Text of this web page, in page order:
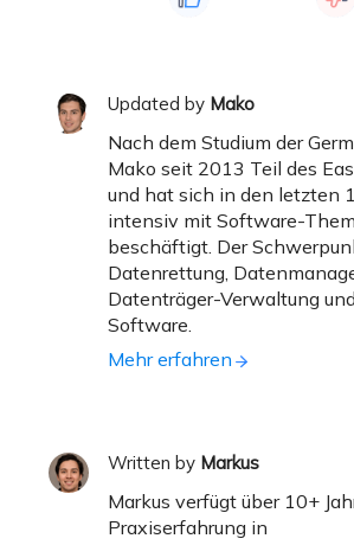
Updated by Mako
Nach dem Studium der
Mako seit 2013 Teil des
und hat sich in den letzten
intensiv mit Software-
beschäftigt. Der
Datenrettung,
Datenträger-Verwaltung
Software.
Mehr erfahren
Written by Markus
Markus verfügt über 10+
Praxiserfahrung in